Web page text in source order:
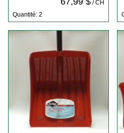
/ CH
Quantité: 2